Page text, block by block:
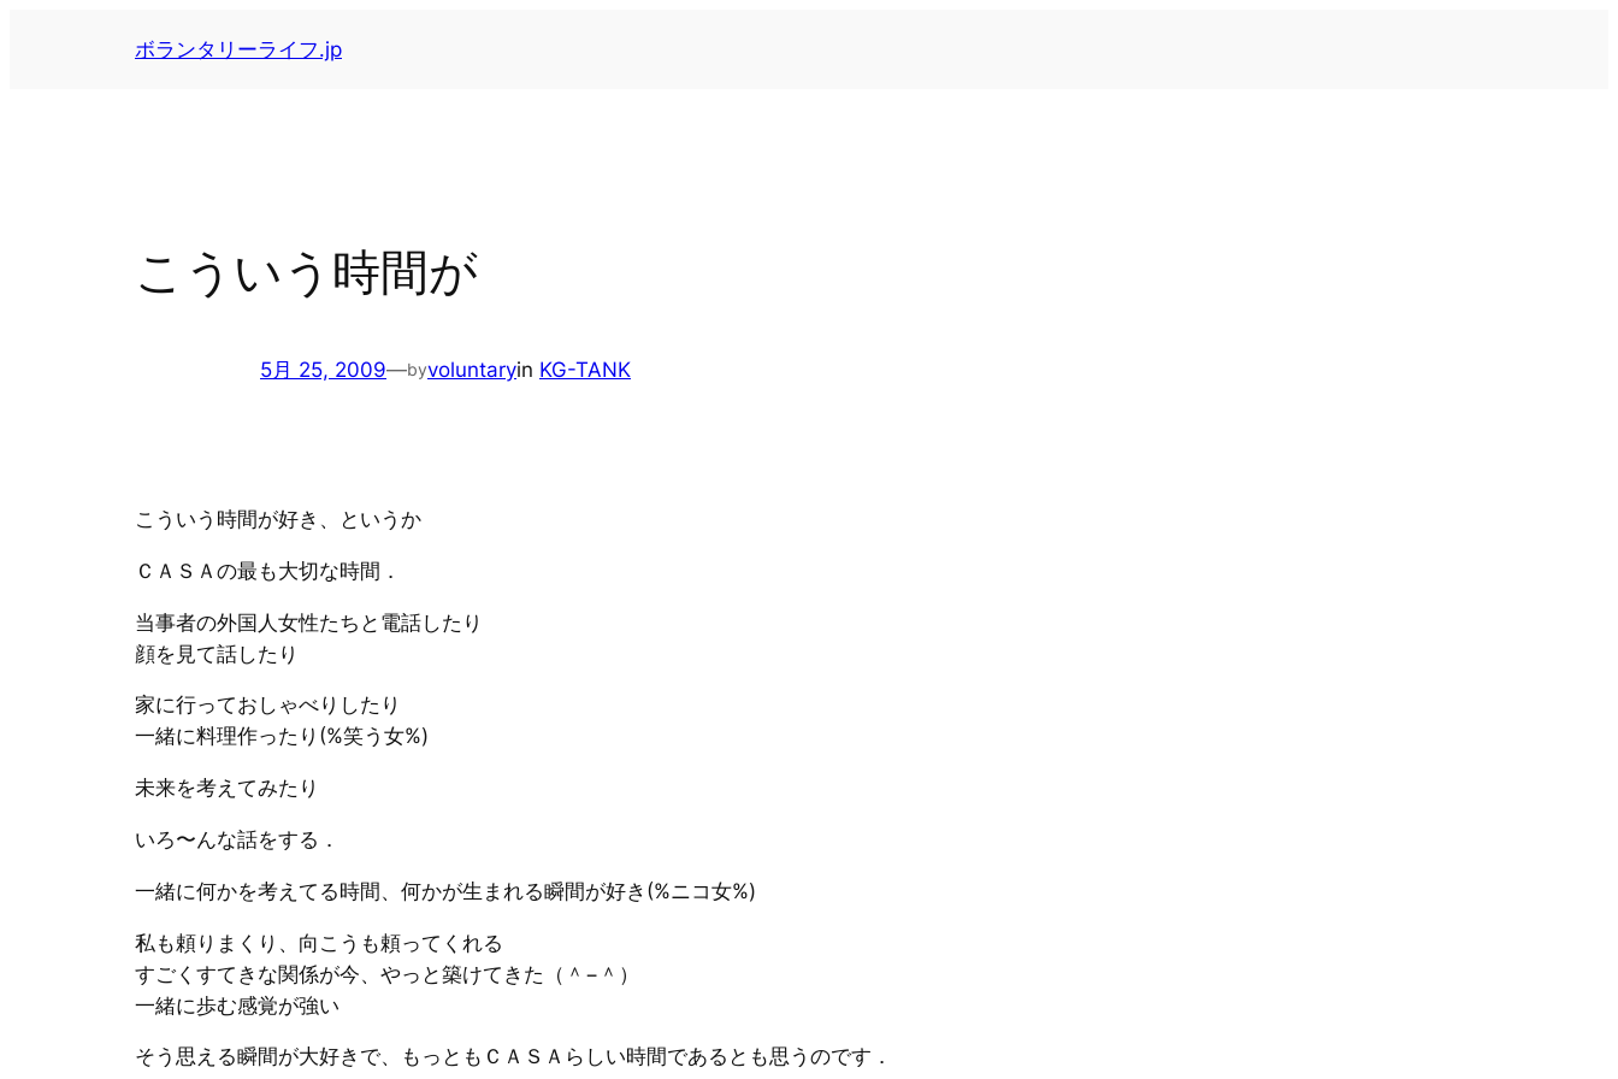
ボランタリーライフ.jp
こういう時間が
5月 25, 2009—byvoluntaryin KG-TANK
こういう時間が好き、というか
ＣＡＳＡの最も大切な時間．
当事者の外国人女性たちと電話したり
顔を見て話したり
家に行っておしゃべりしたり
一緒に料理作ったり(%笑う女%)
未来を考えてみたり
いろ〜んな話をする．
一緒に何かを考えてる時間、何かが生まれる瞬間が好き(%ニコ女%)
私も頼りまくり、向こうも頼ってくれる
すごくすてきな関係が今、やっと築けてきた（＾−＾）
一緒に歩む感覚が強い
そう思える瞬間が大好きで、もっともＣＡＳＡらしい時間であるとも思うのです．